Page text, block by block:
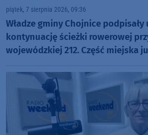
piątek, 7 sierpnia 2026, 09:36
Władze gminy Chojnice podpisały
kontynuację ścieżki rowerowej
wojewódzkiej 212. Część miejska